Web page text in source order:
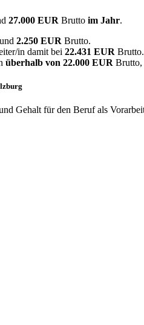
27.000 EUR Brutto im Jahr.
und 2.250 EUR Brutto.
in damit bei 22.431 EUR Brutto.
überhalb von 22.000 EUR Brutto,
Gehalt für den Beruf als